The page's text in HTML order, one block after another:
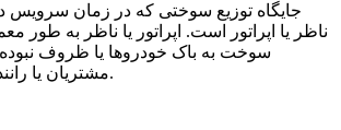
جایگاه توزیع سوختی که در زمان
ناظر یا اپراتور است. اپراتور یا ناظر به طور
سوخت به باک خودروها یا ظروف
مشتریان یا راننده ها انجام می پذیرد.